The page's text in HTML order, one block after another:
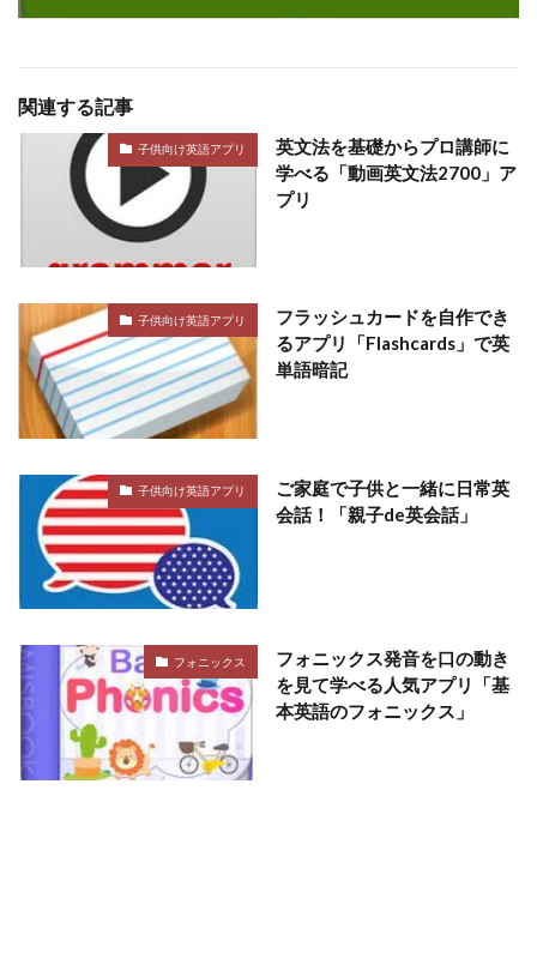
関連する記事
子供向け英語アプリ
英文法を基礎からプロ講師に
学べる「動画英文法2700」ア
プリ
子供向け英語アプリ
フラッシュカードを自作でき
るアプリ「Flashcards」で英
単語暗記
子供向け英語アプリ
ご家庭で子供と一緒に日常英
会話！「親子de英会話」
フォニックス
フォニックス発音を口の動き
を見て学べる人気アプリ「基
本英語のフォニックス」